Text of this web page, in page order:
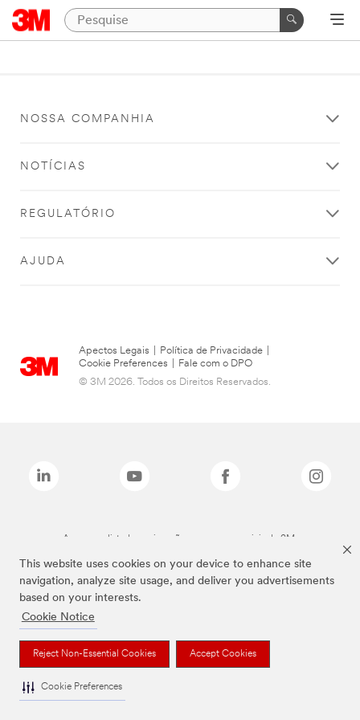
This website uses cookies on your device to enhance site
navigation, analyze site usage, and deliver you advertisements
based on your interests.
Cookie Notice
Reject Non-Essential Cookies Accept Cookies
Cookie Preferences
NOSSA COMPANHIA
NOTÍCIAS
REGULATÓRIO
AJUDA
Apectos Legais Política de Privacidade
Cookie Preferences
Fale com o DPO
© 3M 2026. Todos os Direitos Reservados.
As marcas listadas a cima são marcas comerciais da 3M.